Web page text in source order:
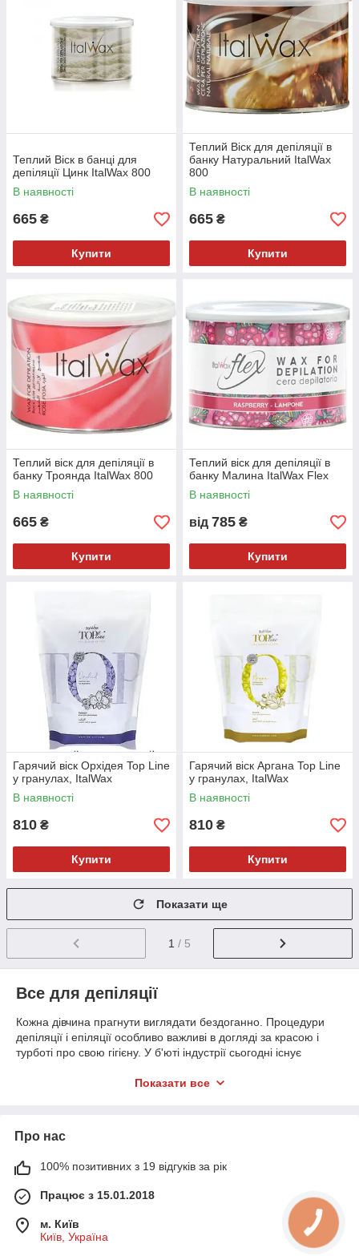
Теплий Віск в банці для
депіляції Цинк ItalWax 800
В наявності
665 ₴
Купити
Теплий Віск для депіляції в
банку Натуральний ItalWax
800
В наявності
665 ₴
Купити
Теплий віск для депіляції в
банку Троянда ItalWax 800
В наявності
665 ₴
Купити
Теплий віск для депіляції в
банку Малина ItalWax Flex
В наявності
від 785 ₴
Купити
Гарячий віск Орхідея Top Line
у гранулах, ItalWax
В наявності
810 ₴
Купити
Гарячий віск Аргана Top Line
у гранулах, ItalWax
В наявності
810 ₴
Купити
Показати ще
1 / 5
Все для депіляції
Кожна дівчина прагнути виглядати бездоганно. Процедури
депіляції і епіляції особливо важливі в догляді за красою і
турботі про свою гігієну. У б'юті індустрії сьогодні існує
волосся. Серед них: шугарінг, воскова депіляція, воскові
кошти для видалення волосся дозволяють обробити великі
порівнянні, наприклад, з шугарінг. До того ж, результат
звичайно ж, варіюється в залежності від індивідуальних
Засоби для депіляції купити не доставить особливих
Показати все
Про нас
100% позитивних з 19 відгуків за рік
Працює з 15.01.2018
м. Київ
Київ, Україна